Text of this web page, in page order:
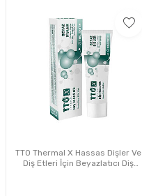
TTO Thermal X Hassas Dişler Ve
Diş Etleri İçin Beyazlatıcı Diş